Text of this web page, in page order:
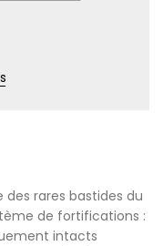
des rares bastides du
de fortifications :
intacts